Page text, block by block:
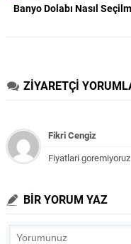
Banyo Dolabı Nasıl
ZİYARETÇİ
Fikri Cengiz
Fiyatlari goremiyoruz
BİR YORUM YAZ